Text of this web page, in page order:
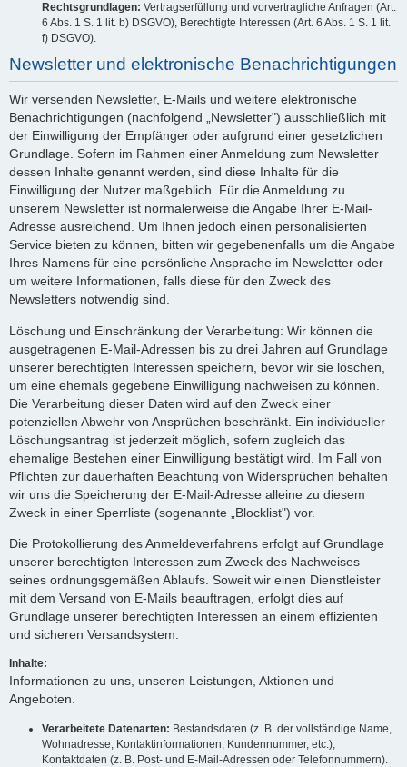
Rechtsgrundlagen: Vertragserfüllung und vorvertragliche Anfragen (Art.
6 Abs. 1 S. 1 lit. b) DSGVO), Berechtigte Interessen (Art. 6 Abs. 1 S. 1 lit.
f) DSGVO).
Newsletter und elektronische Benachrichtigungen
Wir versenden Newsletter, E-Mails und weitere elektronische
Benachrichtigungen (nachfolgend „Newsletter") ausschließlich mit
der Einwilligung der Empfänger oder aufgrund einer gesetzlichen
Grundlage. Sofern im Rahmen einer Anmeldung zum Newsletter
dessen Inhalte genannt werden, sind diese Inhalte für die
Einwilligung der Nutzer maßgeblich. Für die Anmeldung zu
unserem Newsletter ist normalerweise die Angabe Ihrer E-Mail-
Adresse ausreichend. Um Ihnen jedoch einen personalisierten
Service bieten zu können, bitten wir gegebenenfalls um die Angabe
Ihres Namens für eine persönliche Ansprache im Newsletter oder
um weitere Informationen, falls diese für den Zweck des
Newsletters notwendig sind.
Löschung und Einschränkung der Verarbeitung: Wir können die
ausgetragenen E-Mail-Adressen bis zu drei Jahren auf Grundlage
unserer berechtigten Interessen speichern, bevor wir sie löschen,
um eine ehemals gegebene Einwilligung nachweisen zu können.
Die Verarbeitung dieser Daten wird auf den Zweck einer
potenziellen Abwehr von Ansprüchen beschränkt. Ein individueller
Löschungsantrag ist jederzeit möglich, sofern zugleich das
ehemalige Bestehen einer Einwilligung bestätigt wird. Im Fall von
Pflichten zur dauerhaften Beachtung von Widersprüchen behalten
wir uns die Speicherung der E-Mail-Adresse alleine zu diesem
Zweck in einer Sperrliste (sogenannte „Blocklist") vor.
Die Protokollierung des Anmeldeverfahrens erfolgt auf Grundlage
unserer berechtigten Interessen zum Zweck des Nachweises
seines ordnungsgemäßen Ablaufs. Soweit wir einen Dienstleister
mit dem Versand von E-Mails beauftragen, erfolgt dies auf
Grundlage unserer berechtigten Interessen an einem effizienten
und sicheren Versandsystem.
Inhalte:
Informationen zu uns, unseren Leistungen, Aktionen und
Angeboten.
Verarbeitete Datenarten: Bestandsdaten (z. B. der vollständige Name,
Wohnadresse, Kontaktinformationen, Kundennummer, etc.);
Kontaktdaten (z. B. Post- und E-Mail-Adressen oder Telefonnummern).